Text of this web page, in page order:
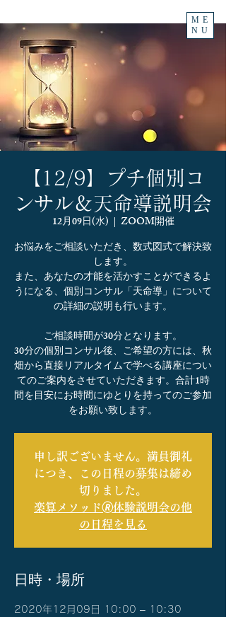
ME
NU
【12/9】プチ個別コ
ンサル＆天命導説明会
12月09日(水)
  |
ZOOM開催
お悩みをご相談いただき、数式図式で解決致
します。
また、あなたの才能を活かすことができるよ
うになる、個別コンサル「天命導」について
の詳細の説明も行います。
ご相談時間が30分となります。
30分の個別コンサル後、ご希望の方には、秋
畑から直接リアルタイムで学べる講座につい
てのご案内をさせていただきます。合計1時
間を目安にお時間にゆとりを持ってのご参加
をお願い致します。
申し訳ございません。満員御礼
につき、この日程の募集は締め
切りました。
楽算メソッド🄬体験説明会の他
の日程を見る
日時・場所
2020年12月09日 10:00 – 10:30